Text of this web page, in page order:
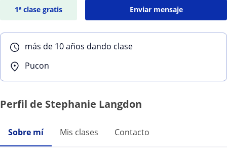
1ª clase gratis Enviar mensaje
más de 10 años dando clase
Pucon
Perfil de Stephanie Langdon
Sobre mí Mis clases Contacto